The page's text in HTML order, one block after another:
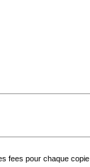
fees pour chaque copie